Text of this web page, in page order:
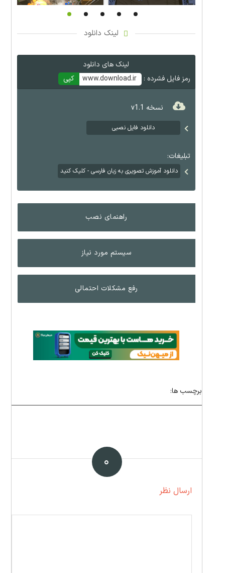
لینک دانلود
لینک های دانلود
رمز فایل فشرده :
www.download.ir کپی
نسخه v1.1
دانلود فایل نصبی
تبلیغات:
دانلود آموزش تصویری به زبان فارسی - کلیک کنید
راهنمای نصب
سیستم مورد نیاز
رفع مشکلات احتمالی
برچسب ها:
۰
ارسال نظر